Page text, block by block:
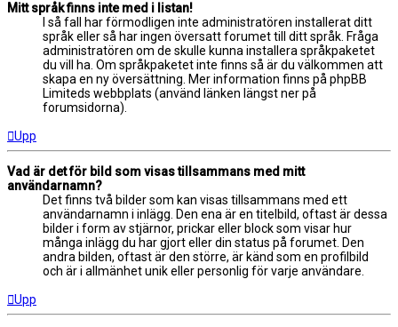
Mitt språk finns inte med i listan!
I så fall har förmodligen inte administratören installerat ditt
språk eller så har ingen översatt forumet till ditt språk. Fråga
administratören om de skulle kunna installera språkpaketet
du vill ha. Om språkpaketet inte finns så är du välkommen att
skapa en ny översättning. Mer information finns på phpBB
Limiteds webbplats (använd länken längst ner på
forumsidorna).
Upp
Vad är det för bild som visas tillsammans med mitt
användarnamn?
Det finns två bilder som kan visas tillsammans med ett
användarnamn i inlägg. Den ena är en titelbild, oftast är dessa
bilder i form av stjärnor, prickar eller block som visar hur
många inlägg du har gjort eller din status på forumet. Den
andra bilden, oftast är den större, är känd som en profilbild
och är i allmänhet unik eller personlig för varje användare.
Upp